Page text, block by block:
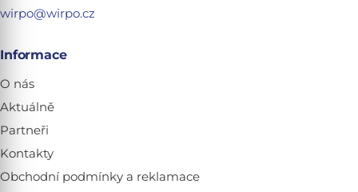
wirpo@wirpo.cz
Informace
O nás
Aktuálně
Partneři
Kontakty
Obchodní podmínky a reklamace